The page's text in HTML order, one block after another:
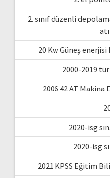
2. sınıf düzenli
20 Kw Güneş
2000-2019
2006 42 AT
2020-isg
2020-isg
2021 KPSS Eğitim